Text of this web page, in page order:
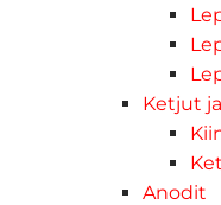
Ketjut
Anodit